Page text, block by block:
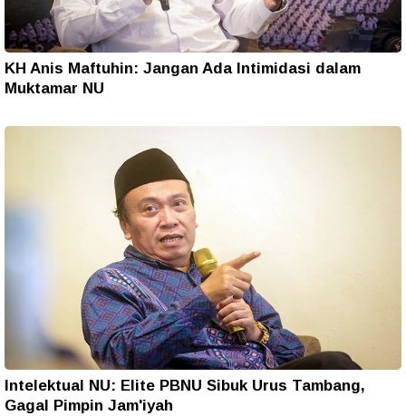
KH Anis Maftuhin: Jangan Ada Intimidasi dalam
Muktamar NU
Intelektual NU: Elite PBNU Sibuk Urus Tambang,
Gagal Pimpin Jam'iyah